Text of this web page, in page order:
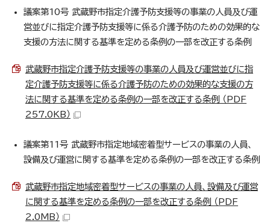
議案第10号 武蔵野市指定介護予防支援等の事業の人員及び運
営並びに指定介護予防支援等に係る介護予防のための効果的な
支援の方法に関する基準を定める条例の一部を改正する条例
武蔵野市指定介護予防支援等の事業の人員及び運営並びに指
定介護予防支援等に係る介護予防のための効果的な支援の方
法に関する基準を定める条例の一部を改正する条例 （PDF
257.0KB）
議案第11号 武蔵野市指定地域密着型サービスの事業の人員、
設備及び運営に関する基準を定める条例の一部を改正する条例
武蔵野市指定地域密着型サービスの事業の人員、設備及び運営
に関する基準を定める条例の一部を改正する条例 （PDF
2.0MB）